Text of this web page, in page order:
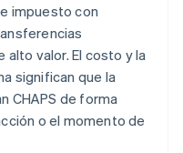
impuesto con
valor. El costo y la
significan que la
CHAPS de forma
o el momento de